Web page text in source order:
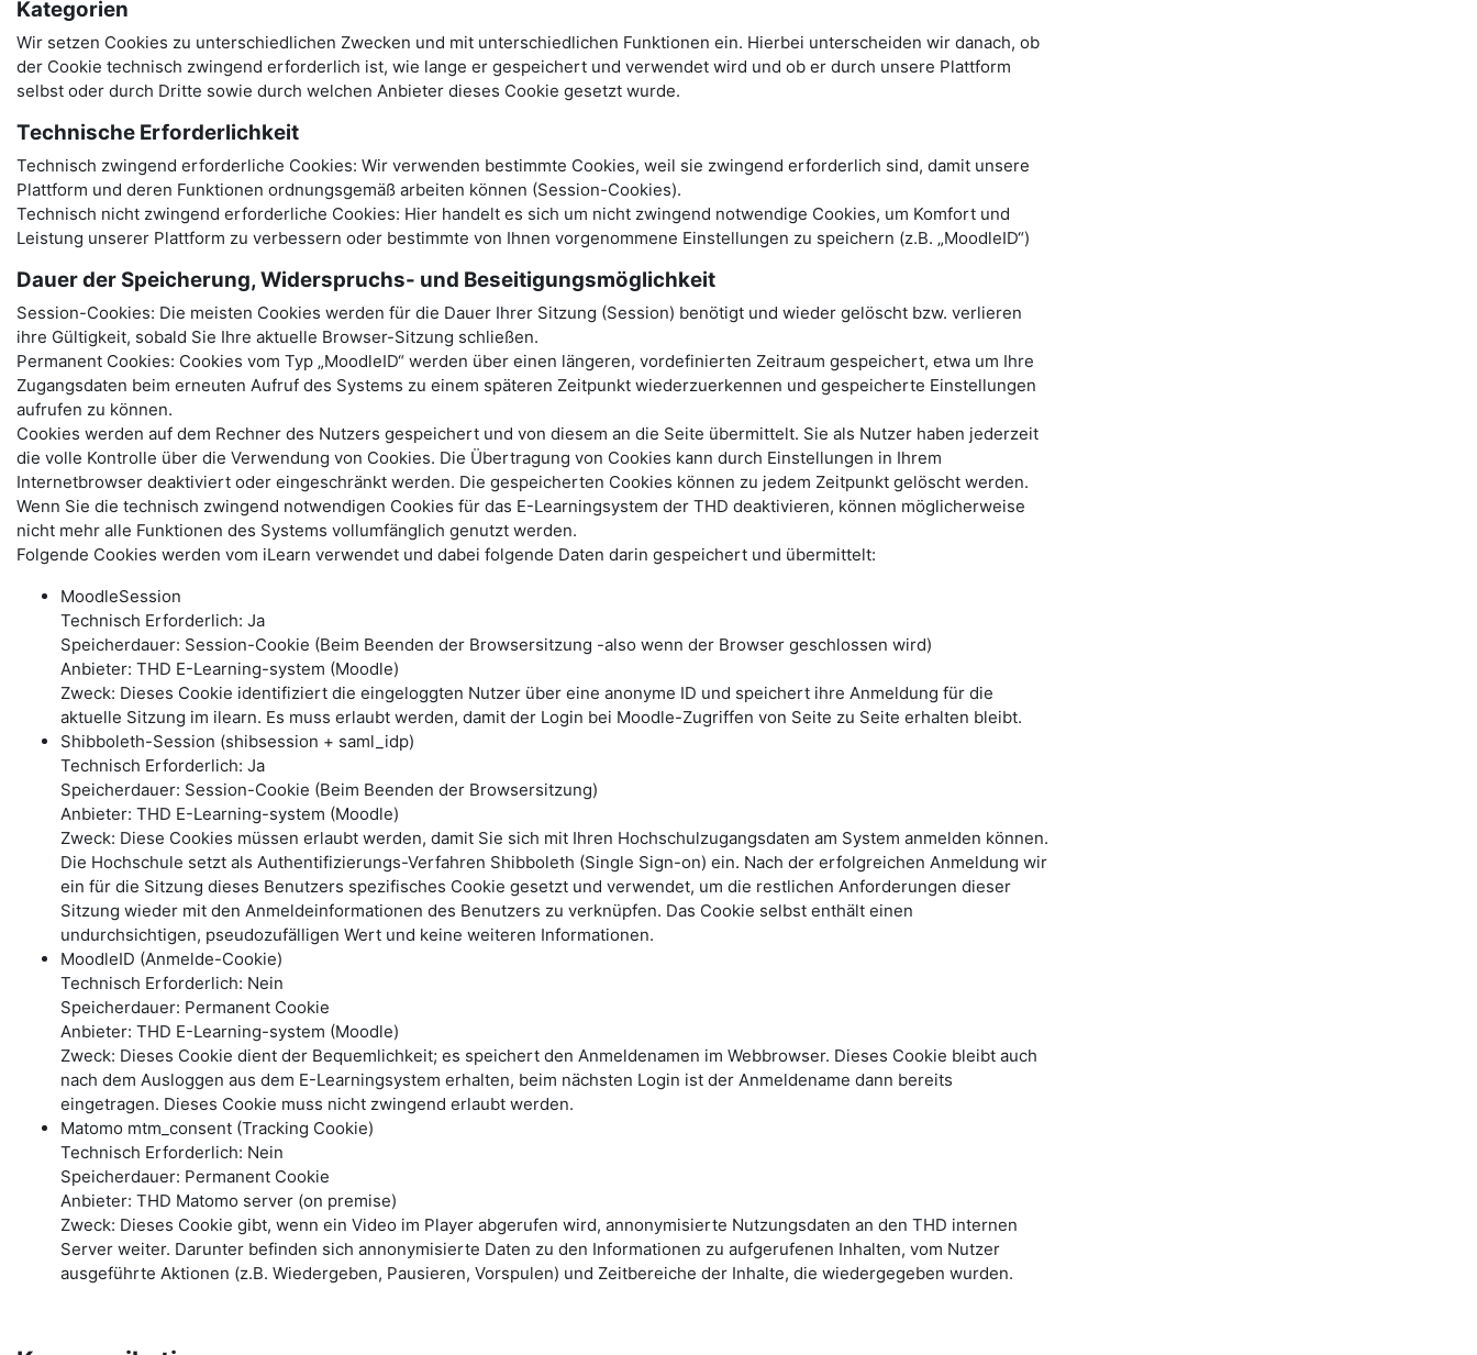
Kategorien
Wir setzen Cookies zu unterschiedlichen Zwecken und mit unterschiedlichen Funktionen ein. Hierbei unterscheiden wir danach, ob
der Cookie technisch zwingend erforderlich ist, wie lange er gespeichert und verwendet wird und ob er durch unsere Plattform
selbst oder durch Dritte sowie durch welchen Anbieter dieses Cookie gesetzt wurde.
Technische Erforderlichkeit
Technisch zwingend erforderliche Cookies: Wir verwenden bestimmte Cookies, weil sie zwingend erforderlich sind, damit unsere
Plattform und deren Funktionen ordnungsgemäß arbeiten können (Session-Cookies).
Technisch nicht zwingend erforderliche Cookies: Hier handelt es sich um nicht zwingend notwendige Cookies, um Komfort und
Leistung unserer Plattform zu verbessern oder bestimmte von Ihnen vorgenommene Einstellungen zu speichern (z.B. „MoodleID“)
Dauer der Speicherung, Widerspruchs- und Beseitigungsmöglichkeit
Session-Cookies: Die meisten Cookies werden für die Dauer Ihrer Sitzung (Session) benötigt und wieder gelöscht bzw. verlieren
ihre Gültigkeit, sobald Sie Ihre aktuelle Browser-Sitzung schließen.
Permanent Cookies: Cookies vom Typ „MoodleID“ werden über einen längeren, vordefinierten Zeitraum gespeichert, etwa um Ihre
Zugangsdaten beim erneuten Aufruf des Systems zu einem späteren Zeitpunkt wiederzuerkennen und gespeicherte Einstellungen
aufrufen zu können.
Cookies werden auf dem Rechner des Nutzers gespeichert und von diesem an die Seite übermittelt. Sie als Nutzer haben jederzeit
die volle Kontrolle über die Verwendung von Cookies. Die Übertragung von Cookies kann durch Einstellungen in Ihrem
Internetbrowser deaktiviert oder eingeschränkt werden. Die gespeicherten Cookies können zu jedem Zeitpunkt gelöscht werden.
Wenn Sie die technisch zwingend notwendigen Cookies für das E-Learningsystem der THD deaktivieren, können möglicherweise
nicht mehr alle Funktionen des Systems vollumfänglich genutzt werden.
Folgende Cookies werden vom iLearn verwendet und dabei folgende Daten darin gespeichert und übermittelt:
MoodleSession
Technisch Erforderlich: Ja
Speicherdauer: Session-Cookie (Beim Beenden der Browsersitzung -also wenn der Browser geschlossen wird)
Anbieter: THD E-Learning-system (Moodle)
Zweck: Dieses Cookie identifiziert die eingeloggten Nutzer über eine anonyme ID und speichert ihre Anmeldung für die
aktuelle Sitzung im ilearn. Es muss erlaubt werden, damit der Login bei Moodle-Zugriffen von Seite zu Seite erhalten bleibt.
Shibboleth-Session (shibsession + saml_idp)
Technisch Erforderlich: Ja
Speicherdauer: Session-Cookie (Beim Beenden der Browsersitzung)
Anbieter: THD E-Learning-system (Moodle)
Zweck: Diese Cookies müssen erlaubt werden, damit Sie sich mit Ihren Hochschulzugangsdaten am System anmelden können.
Die Hochschule setzt als Authentifizierungs-Verfahren Shibboleth (Single Sign-on) ein. Nach der erfolgreichen Anmeldung wir
ein für die Sitzung dieses Benutzers spezifisches Cookie gesetzt und verwendet, um die restlichen Anforderungen dieser
Sitzung wieder mit den Anmeldeinformationen des Benutzers zu verknüpfen. Das Cookie selbst enthält einen
undurchsichtigen, pseudozufälligen Wert und keine weiteren Informationen.
MoodleID (Anmelde-Cookie)
Technisch Erforderlich: Nein
Speicherdauer: Permanent Cookie
Anbieter: THD E-Learning-system (Moodle)
Zweck: Dieses Cookie dient der Bequemlichkeit; es speichert den Anmeldenamen im Webbrowser. Dieses Cookie bleibt auch
nach dem Ausloggen aus dem E-Learningsystem erhalten, beim nächsten Login ist der Anmeldename dann bereits
eingetragen. Dieses Cookie muss nicht zwingend erlaubt werden.
Matomo mtm_consent (Tracking Cookie)
Technisch Erforderlich: Nein
Speicherdauer: Permanent Cookie
Anbieter: THD Matomo server (on premise)
Zweck: Dieses Cookie gibt, wenn ein Video im Player abgerufen wird, annonymisierte Nutzungsdaten an den THD internen
Server weiter. Darunter befinden sich annonymisierte Daten zu den Informationen zu aufgerufenen Inhalten, vom Nutzer
ausgeführte Aktionen (z.B. Wiedergeben, Pausieren, Vorspulen) und Zeitbereiche der Inhalte, die wiedergegeben wurden.